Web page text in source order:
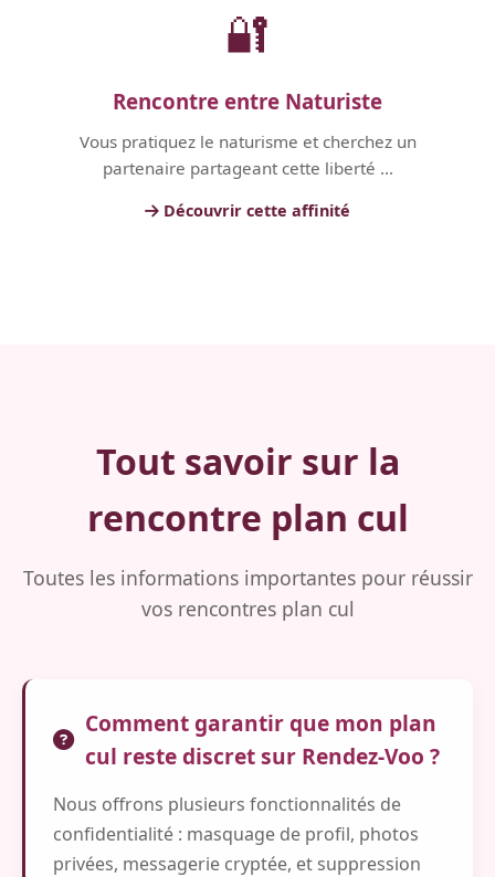
🔐
Rencontre entre Naturiste
Vous pratiquez le naturisme et cherchez un
partenaire partageant cette liberté ...
Découvrir cette affinité
Tout savoir sur la
rencontre plan cul
Toutes les informations importantes pour réussir
vos rencontres plan cul
Comment garantir que mon plan
cul reste discret sur Rendez-Voo ?
Nous offrons plusieurs fonctionnalités de
confidentialité : masquage de profil, photos
privées, messagerie cryptée, et suppression